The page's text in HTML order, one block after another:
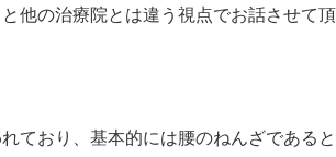
他の治療院とは違う視点でお話させて
ており、基本的には腰のねんざである